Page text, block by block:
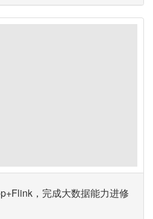
，完成大数据能力进修